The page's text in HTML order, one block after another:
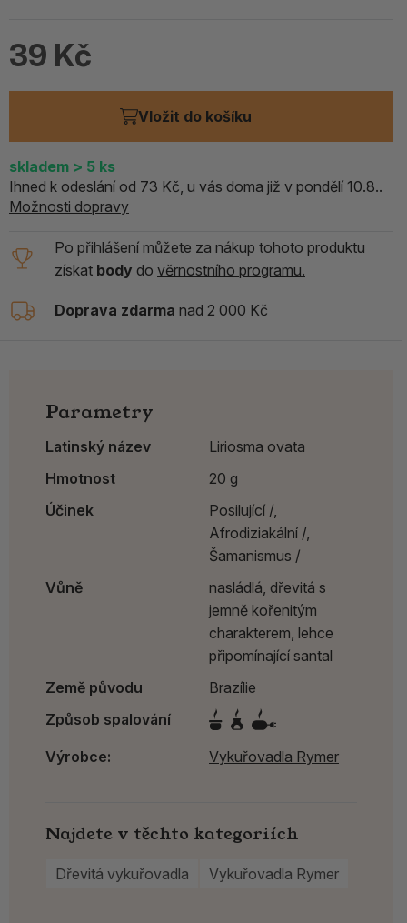
39 Kč
Vložit do košíku
skladem > 5 ks
Ihned k odeslání od 73 Kč, u vás doma již v pondělí 10.8..
Možnosti dopravy
Po přihlášení můžete za nákup tohoto produktu
získat body do věrnostního programu.
Doprava zdarma nad 2 000 Kč
Parametry
Latinský název
Liriosma ovata
Hmotnost
20 g
Účinek
Posilující /,
Afrodiziakální /,
Šamanismus /
Vůně
nasládlá, dřevitá s
jemně kořenitým
charakterem, lehce
připomínající santal
Země původu
Brazílie
Způsob spalování
Výrobce: Vykuřovadla Rymer
Najdete v těchto kategoriích
Dřevitá vykuřovadla Vykuřovadla Rymer